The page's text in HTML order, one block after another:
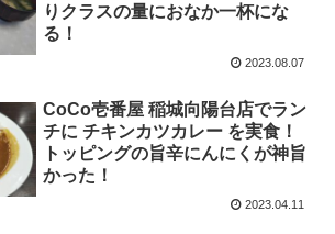
りクラスの量におなか一杯にな
る！
2023.08.07
CoCo壱番屋 稲城向陽台店でラン
チに チキンカツカレー を実食！
トッピングの旨辛にんにくが神旨
かった！
2023.04.11